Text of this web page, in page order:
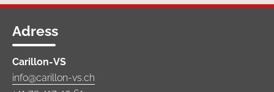
Adress
Carillon-VS
info@carillon-vs.ch